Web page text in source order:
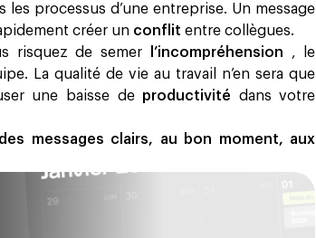
les processus d’une entreprise. Un message
créer un conflit entre collègues.
risquez de semer
l’incompréhension , le
La qualité de vie au travail n’en sera que
une baisse de productivité dans votre
des messages clairs, au bon moment, aux